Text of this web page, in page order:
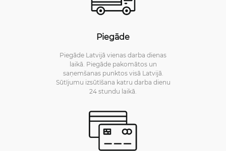
Piegāde
Piegāde Latvijā vienas darba dienas
laikā. Piegāde pakomātos un
saņemšanas punktos visā Latvijā.
Sūtījumu izsūtīšana katru darba dienu
24 stundu laikā.